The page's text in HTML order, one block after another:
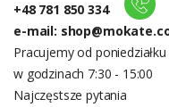
+48 781 850 334
e-mail:
Pracujemy od
w godzinach 7:30 - 15:00
Najczęstsze pytania